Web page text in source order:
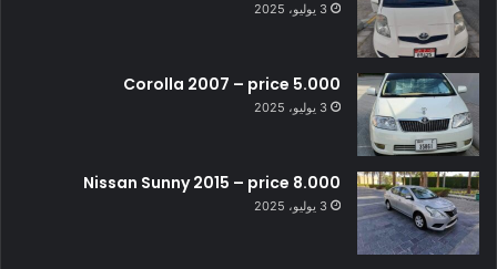
3 يوليو، 2025
Corolla 2007 – price 5.000
3 يوليو، 2025
Nissan Sunny 2015 – price 8.000
3 يوليو، 2025